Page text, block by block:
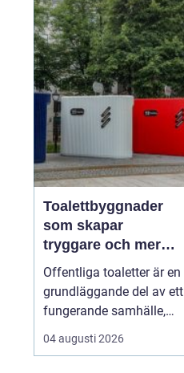
Toalettbyggnader
som skapar
tryggare och mer
tillgängliga
offentliga miljöer
Offentliga toaletter är en
grundläggande del av ett
fungerande samhälle,
men hamnar ofta längst
ned på prioriteringslistan
04 augusti 2026